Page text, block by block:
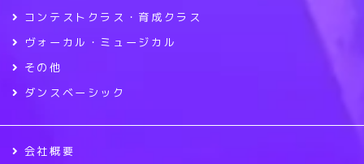
コンテストクラス・育成クラス
ヴォーカル・ミュージカル
その他
ダンスベーシック
会社概要